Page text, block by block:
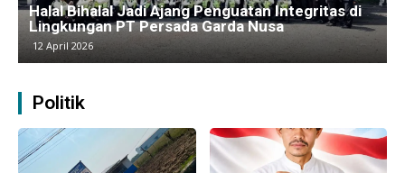
Kawasan Industri Cikarang Kembali Padat,
Produksi dan Logistik Beroperasi Penuh”
9 April 2026
Politik